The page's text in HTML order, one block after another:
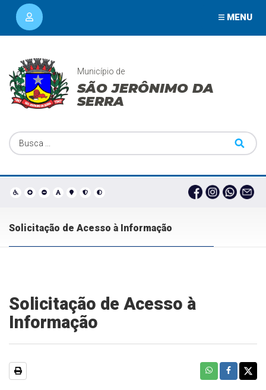
MENU
Município de
SÃO JERÔNIMO DA
SERRA
Solicitação de Acesso à Informação
Solicitação de Acesso à
Informação